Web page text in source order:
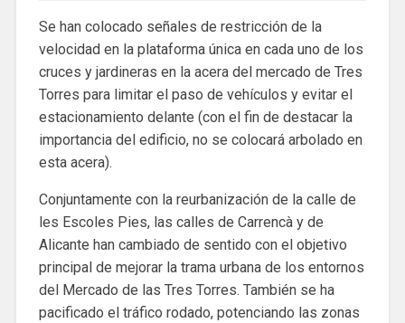
Se han colocado señales de restricción de la
velocidad en la plataforma única en cada uno de los
cruces y jardineras en la acera del mercado de Tres
Torres para limitar el paso de vehículos y evitar el
estacionamiento delante (con el fin de destacar la
importancia del edificio, no se colocará arbolado en
esta acera).
Conjuntamente con la reurbanización de la calle de
les Escoles Pies, las calles de Carrencà y de
Alicante han cambiado de sentido con el objetivo
principal de mejorar la trama urbana de los entornos
del Mercado de las Tres Torres. También se ha
pacificado el tráfico rodado, potenciando las zonas